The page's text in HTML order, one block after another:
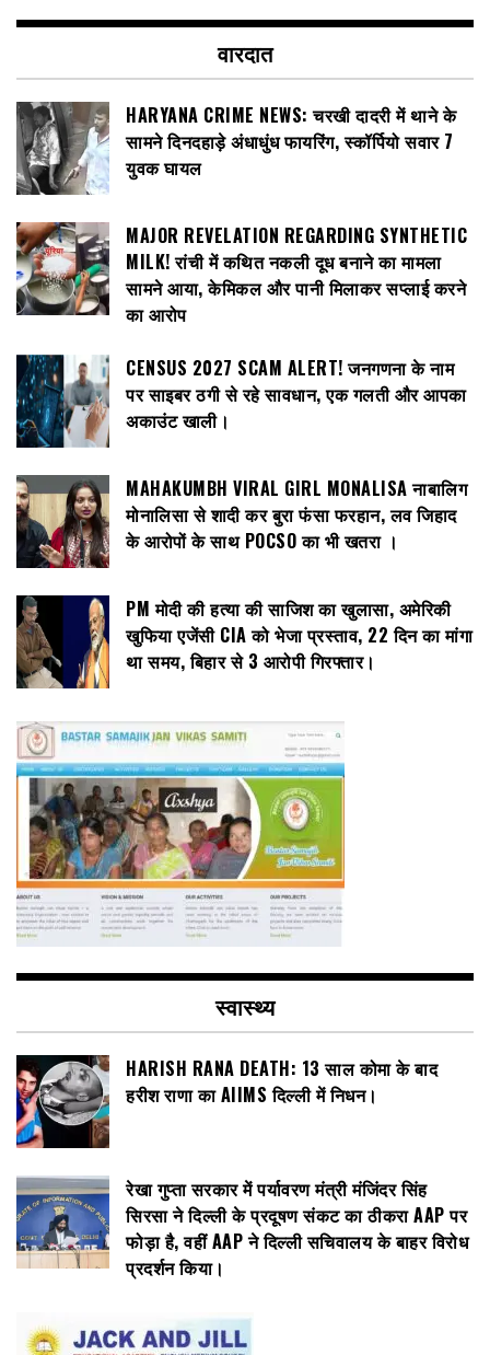
वारदात
HARYANA CRIME NEWS: चरखी दादरी में थाने के
सामने दिनदहाड़े अंधाधुंध फायरिंग, स्कॉर्पियो सवार 7
युवक घायल
MAJOR REVELATION REGARDING SYNTHETIC
MILK! रांची में कथित नकली दूध बनाने का मामला
सामने आया, केमिकल और पानी मिलाकर सप्लाई करने
का आरोप
CENSUS 2027 SCAM ALERT! जनगणना के नाम
पर साइबर ठगी से रहे सावधान, एक गलती और आपका
अकाउंट खाली।
MAHAKUMBH VIRAL GIRL MONALISA नाबालिग
मोनालिसा से शादी कर बुरा फंसा फरहान, लव जिहाद
के आरोपों के साथ POCSO का भी खतरा ।
PM मोदी की हत्या की साजिश का खुलासा, अमेरिकी
खुफिया एजेंसी CIA को भेजा प्रस्ताव, 22 दिन का मांगा
था समय, बिहार से 3 आरोपी गिरफ्तार।
स्वास्थ्य
HARISH RANA DEATH: 13 साल कोमा के बाद
हरीश राणा का AIIMS दिल्ली में निधन।
रेखा गुप्ता सरकार में पर्यावरण मंत्री मंजिंदर सिंह
सिरसा ने दिल्ली के प्रदूषण संकट का ठीकरा AAP पर
फोड़ा है, वहीं AAP ने दिल्ली सचिवालय के बाहर विरोध
प्रदर्शन किया।